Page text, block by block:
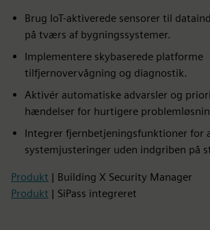
Brug IoT-aktiverede sensorer til
på tværs af bygningssystemer.
Implementere skybaserede platforme
tilfjernovervågning og diagnostik.
Aktivér automatiske advarsler og
hændelser for hurtigere
Integrer fjernbetjeningsfunktioner for
systemjusteringer uden indgriben på
Produkt | Building X Security Manager
Produkt | SiPass integreret